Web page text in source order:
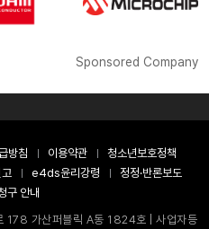
Sponsored Company
방침 이용약관
청소년보호정책
e4ds윤리강령
정정·반론보도
구 안내
178 가산퍼블릭 A동 1824호 | 사업자등